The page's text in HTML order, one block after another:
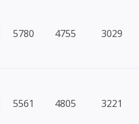
5780 4755 3029
5561 4805 3221